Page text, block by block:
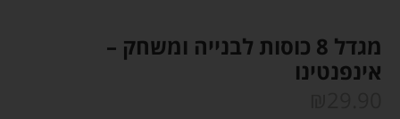
מגדל 8 כוסות לבנייה ומשחק –
אינפנטינו